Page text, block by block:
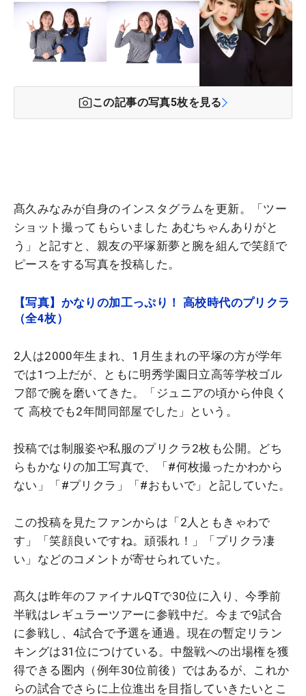
この記事の写真5枚を見る
髙久みなみが自身のインスタグラムを更新。「ツー
ショット撮ってもらいました あむちゃんありがと
う」と記すと、親友の平塚新夢と腕を組んで笑顔で
ピースをする写真を投稿した。
【写真】かなりの加工っぷり！ 高校時代のプリクラ
（全4枚）
2人は2000年生まれ、1月生まれの平塚の方が学年
では1つ上だが、ともに明秀学園日立高等学校ゴル
フ部で腕を磨いてきた。「ジュニアの頃から仲良く
て 高校でも2年間同部屋でした」という。
投稿では制服姿や私服のプリクラ2枚も公開。どち
らもかなりの加工写真で、「#何枚撮ったかわから
ない」「#プリクラ」「#おもいで」と記していた。
この投稿を見たファンからは「2人ともきゃわで
す」「笑顔良いですね。頑張れ！」「プリクラ凄
い」などのコメントが寄せられていた。
髙久は昨年のファイナルQTで30位に入り、今季前
半戦はレギュラーツアーに参戦中だ。今まで9試合
に参戦し、4試合で予選を通過。現在の暫定リラン
キングは31位につけている。中盤戦への出場権を獲
得できる圏内（例年30位前後）ではあるが、これか
らの試合でさらに上位進出を目指していきたいとこ